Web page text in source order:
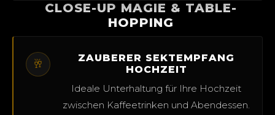
CLOSE-UP MAGIE & TABLE-
HOPPING
🥂
ZAUBERER SEKTEMPFANG
HOCHZEIT
Ideale Unterhaltung für Ihre Hochzeit
zwischen Kaffeetrinken und Abendessen.